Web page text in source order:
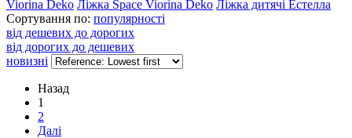
Viorina Deko Ліжка Space Viorina Deko Ліжка дитячі Естелла
Сортування по: популярності
від дешевих до дорогих
від дорогих до дешевих
новизні
Назад
1
2
Далі